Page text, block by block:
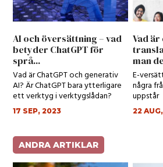
AI och översättning – vad
betyder ChatGPT för
språ...
Vad är ChatGPT och generativ
AI? Är ChatGPT bara ytterligare
ett verktyg i verktygslådan?
17 SEP, 2023
Vad
man
E-
några
uppstår
22
ANDRA ARTIKLAR